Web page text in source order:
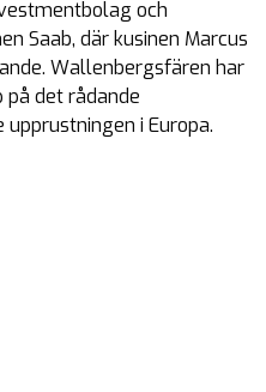
och
Saab, där kusinen Marcus
Wallenbergsfären har
det rådande
i Europa.